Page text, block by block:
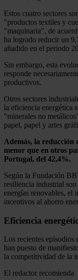
Estos cuatro sectores
"productos textiles y
"maquinaria", de
ha logrado reducir un
añadido en el periodo
Sin embargo, esta
responde
productivos.
Otros sectores
la eficiencia energética
"minerales no
papel, papel y artes
Además, la reducción
menor que en otros
Portugal, del 42,4%.
Según la Fundación
resiliencia industrial
energías renovables, el
incentivos al ahorro
Eficiencia
Los recientes episodios
han puesto de
la competitividad de la
El redactor recomienda